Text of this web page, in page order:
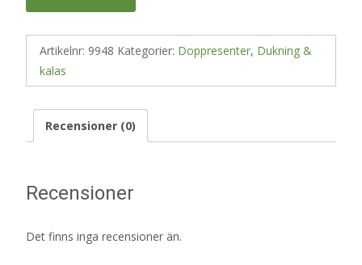
Artikelnr: 9948 Kategorier: Doppresenter, Dukning &
kalas
Recensioner (0)
Recensioner
Det finns inga recensioner än.